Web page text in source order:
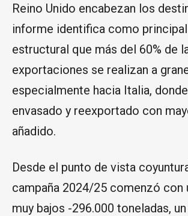
Reino Unido encabezan los
informe identifica como
estructural que más del 60% de
exportaciones se realizan a
especialmente hacia Italia,
envasado y reexportado con
añadido.
Desde el punto de vista
campaña 2024/25 comenzó con
muy bajos -296.000 toneladas,